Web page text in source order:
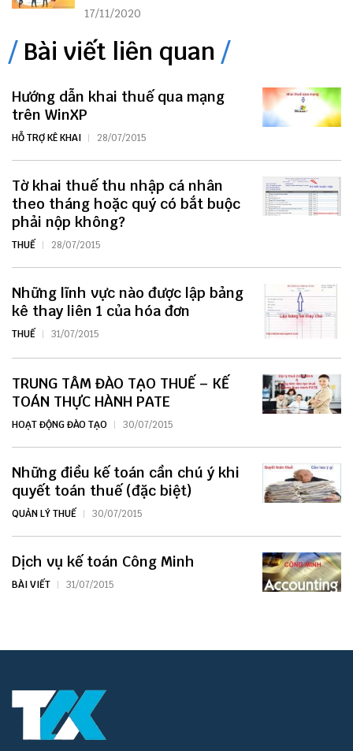
17/11/2020
Bài viết liên quan
Hướng dẫn khai thuế qua mạng
trên WinXP
HỖ TRỢ KÊ KHAI 28/07/2015
Tờ khai thuế thu nhập cá nhân
theo tháng hoặc quý có bắt buộc
phải nộp không?
THUẾ 28/07/2015
Những lĩnh vực nào được lập bảng
kê thay liên 1 của hóa đơn
THUẾ 31/07/2015
TRUNG TÂM ĐÀO TẠO THUẾ – KẾ
TOÁN THỰC HÀNH PATE
HOẠT ĐỘNG ĐÀO TẠO 30/07/2015
Những điều kế toán cần chú ý khi
quyết toán thuế (đặc biệt)
QUẢN LÝ THUẾ 30/07/2015
Dịch vụ kế toán Công Minh
BÀI VIẾT 31/07/2015